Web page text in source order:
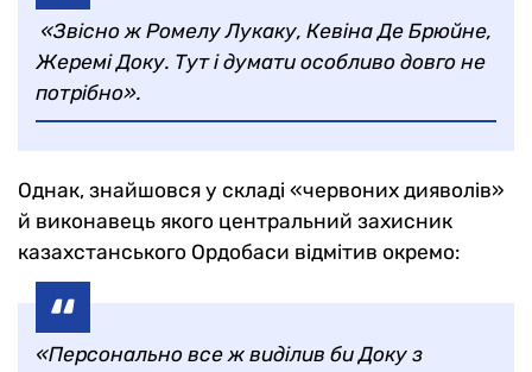
«Звісно ж Ромелу Лукаку, Кевіна Де Брюйне,
Жеремі Доку. Тут і думати особливо довго не
потрібно».
Однак, знайшовся у складі «червоних дияволів»
й виконавець якого центральний захисник
казахстанського Ордобаси відмітив окремо:
«Персонально все ж виділив би Доку з